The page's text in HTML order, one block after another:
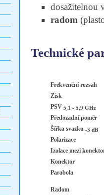
dosažitelnou
radom
Technické
Frekvenční rozsah
Zisk
PSV 5,1 - 5,9 GHz
Předozadní poměr
Šířka svazku -3 dB
Polarizace
Izolace mezi
Konektor
Parabola
Radom